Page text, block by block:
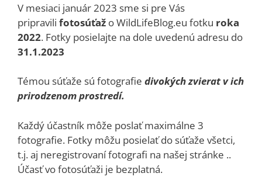
V mesiaci január 2023 sme si pre Vás
pripravili fotosúťaž o WildLifeBlog.eu fotku roka
2022. Fotky posielajte na dole uvedenú adresu do
31.1.2023
Témou súťaže sú fotografie divokých zvierat v ich
prirodzenom prostredí.
Každý účastník môže poslať maximálne 3
fotografie. Fotky môžu posielať do súťaže všetci,
t.j. aj neregistrovaní fotografi na našej stránke ..
Účasť vo fotosúťaži je bezplatná.